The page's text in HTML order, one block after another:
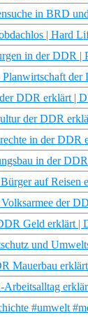
in BRD
| Hard
in der DDR
Planwirtschaft
DDR erklärt |
der DDR
in der
in der
auf
der
Geld erklärt
und
Mauerbau
Arbeitsalltag
#umwelt